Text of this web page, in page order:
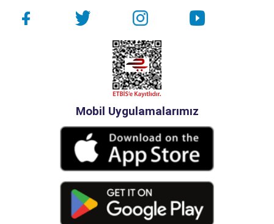
Mobil Uygulamalarımız